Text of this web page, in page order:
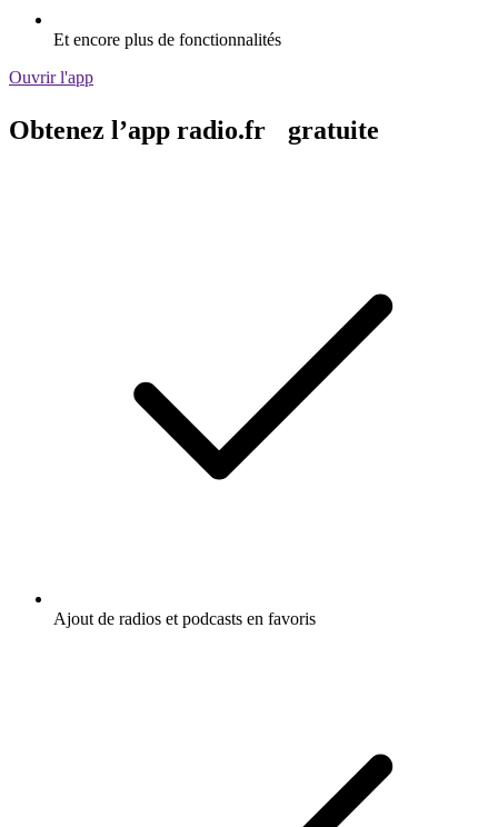
Et encore plus de fonctionnalités
Ouvrir l'app
Obtenez l’app radio.fr gratuite
Ajout de radios et podcasts en favoris